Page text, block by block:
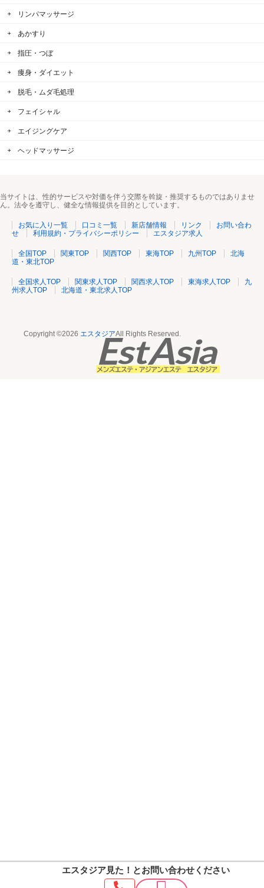
エスタジア見た！ とお問い合わせください
リンパマッサージ
あかすり
指圧・つぼ
痩身・ダイエット
脱毛・ムダ毛処理
フェイシャル
エイジングケア
ヘッドマッサージ
当サイトは、性的サービスや対価を伴う交際を斡旋・推奨するものではありませ
ん。法令を遵守し、健全な情報提供を目的としています。
お気に入り一覧 口コミ一覧 新店舗情報 リンク
お問い合わ
せ
利用規約・プライバシーポリシー エスタジア求人
全国TOP 関東TOP 関西TOP 東海TOP 九州TOP
北海
道・東北TOP
全国求人TOP 関東求人TOP 関西求人TOP 東海求人TOP
九
州求人TOP
北海道・東北求人TOP
Copyright ©2026 エスタジアAll Rights Reserved.